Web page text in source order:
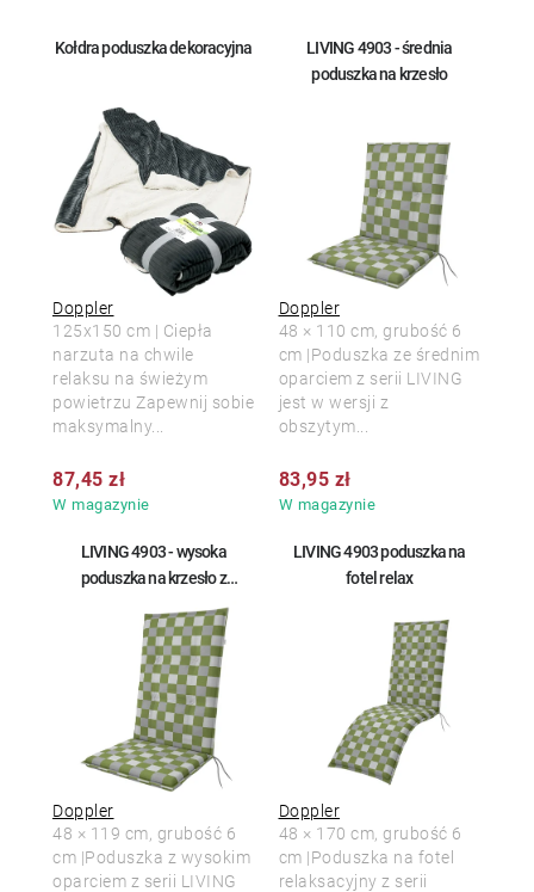
Kołdra poduszka dekoracyjna
Doppler
W magazynie
87,45 zł
125x150 cm | Ciepła
narzuta na chwile
relaksu na świeżym
powietrzu Zapewnij sobie
maksymalny...
LIVING 4903 - średnia
poduszka na krzesło
Doppler
W magazynie
83,95 zł
48 × 110 cm, grubość 6
cm |Poduszka ze średnim
oparciem z serii LIVING
jest w wersji z
obszytym...
LIVING 4903 - wysoka
poduszka na krzesło z
Doppler
48 × 119 cm, grubość 6
cm |Poduszka z wysokim
oparciem z serii LIVING
LIVING 4903 poduszka na
fotel relax
Doppler
48 × 170 cm, grubość 6
cm |Poduszka na fotel
relaksacyjny z serii